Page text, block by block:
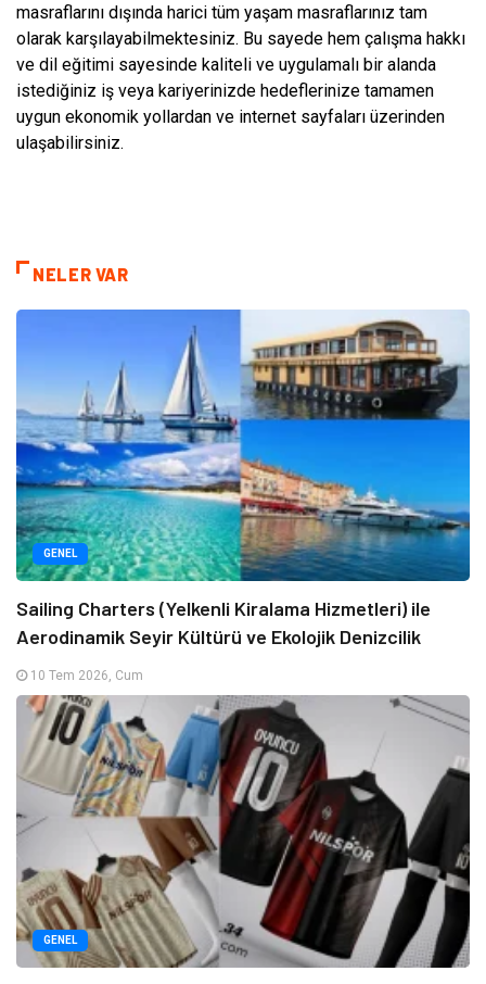
masraflarını dışında harici tüm yaşam masraflarınız tam
olarak karşılayabilmektesiniz. Bu sayede hem çalışma hakkı
ve dil eğitimi sayesinde kaliteli ve uygulamalı bir alanda
istediğiniz iş veya kariyerinizde hedeflerinize tamamen
uygun ekonomik yollardan ve internet sayfaları üzerinden
ulaşabilirsiniz.
NELER VAR
GENEL
Sailing Charters (Yelkenli Kiralama Hizmetleri) ile
Aerodinamik Seyir Kültürü ve Ekolojik Denizcilik
10 Tem 2026, Cum
GENEL